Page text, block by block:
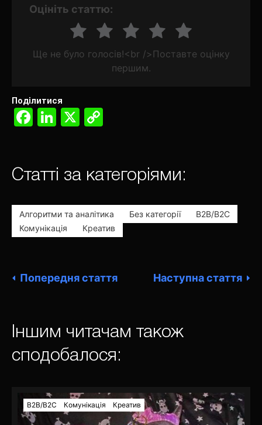
Оцініть статтю:
Ще не було голосів!<br />Поставте оцінку
першим.
Поділитися
Facebook
LinkedIn
X
Статті за категоріями:
Алгоритми та аналітика Без категорії
В2В/В2С
Комунікація
Креатив
Попередня стаття Наступна стаття
Іншим читачам також
сподобалося:
В2В/В2С Комунікація Креатив